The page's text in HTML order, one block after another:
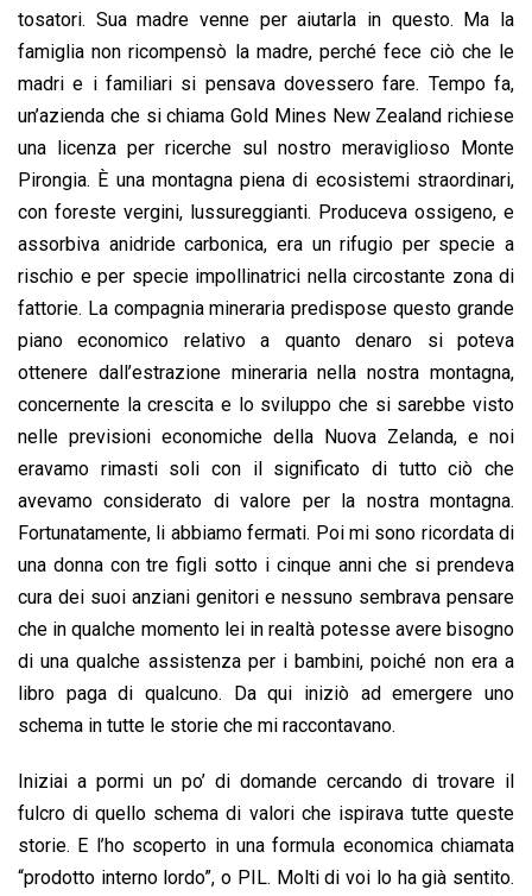
tosatori. Sua madre venne per aiutarla in questo. Ma la
famiglia non ricompensò la madre, perché fece ciò che le
madri e i familiari si pensava dovessero fare. Tempo fa,
un’azienda che si chiama Gold Mines New Zealand richiese
una licenza per ricerche sul nostro meraviglioso Monte
Pirongia. È una montagna piena di ecosistemi straordinari,
con foreste vergini, lussureggianti. Produceva ossigeno, e
assorbiva anidride carbonica, era un rifugio per specie a
rischio e per specie impollinatrici nella circostante zona di
fattorie. La compagnia mineraria predispose questo grande
piano economico relativo a quanto denaro si poteva
ottenere dall’estrazione mineraria nella nostra montagna,
concernente la crescita e lo sviluppo che si sarebbe visto
nelle previsioni economiche della Nuova Zelanda, e noi
eravamo rimasti soli con il significato di tutto ciò che
avevamo considerato di valore per la nostra montagna.
Fortunatamente, li abbiamo fermati. Poi mi sono ricordata di
una donna con tre figli sotto i cinque anni che si prendeva
cura dei suoi anziani genitori e nessuno sembrava pensare
che in qualche momento lei in realtà potesse avere bisogno
di una qualche assistenza per i bambini, poiché non era a
libro paga di qualcuno. Da qui iniziò ad emergere uno
schema in tutte le storie che mi raccontavano.
Iniziai a pormi un po’ di domande cercando di trovare il
fulcro di quello schema di valori che ispirava tutte queste
storie. E l’ho scoperto in una formula economica chiamata
“prodotto interno lordo”, o PIL. Molti di voi lo ha già sentito.